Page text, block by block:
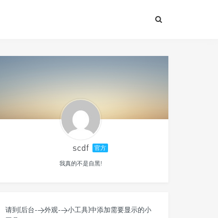
scdf 官方
我真的不是自黑!
请到[后台->外观->小工具]中添加需要显示的小